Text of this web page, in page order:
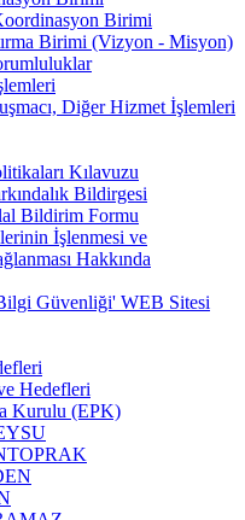
Birimi
Birimi (Vizyon - Misyon)
Diğer Hizmet İşlemleri
Kılavuzu
Bildirgesi
Bildirim Formu
İşlenmesi ve
Hakkında
Güvenliği' WEB Sitesi
Hedefleri
Kurulu (EPK)